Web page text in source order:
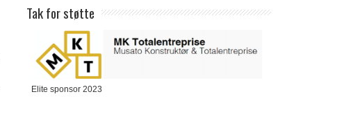
Tak for støtte
Elite sponsor 2023